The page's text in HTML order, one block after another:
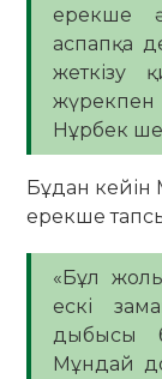
ерекше
аспапқа
жеткізу
Нұрбек
Бұдан
ерекше
«Бұл
ескі
дыбысы
Мұндай